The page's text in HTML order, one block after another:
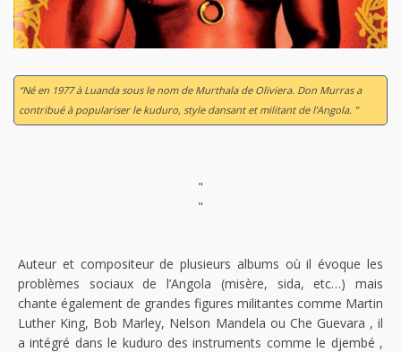
“Né en 1977 à Luanda sous le nom de Murthala de Oliviera. Don Murras a
contribué à populariser le kuduro, style dansant et militant de l’Angola. ”
"
"
Auteur et compositeur de plusieurs albums où il évoque les
problèmes sociaux de l’Angola (misère, sida, etc…) mais
chante également de grandes figures militantes comme Martin
Luther King, Bob Marley, Nelson Mandela ou Che Guevara , il
a intégré dans le kuduro des instruments comme le djembé ,